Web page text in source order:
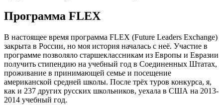
Программа FLEX
В настоящее время программа FLEX (Future Leaders Exchange)
закрыта в России, но моя история началась с неё. Участие в
программе позволяло старшеклассникам из Европы и Евразии
получить стипендию на учебный год в Соединенных Штатах,
проживание в принимающей семье и посещение
американской средней школы. После трёх туров конкурса, я,
как и 237 других русских школьников, уехала в США на 2013-
2014 учебный год.